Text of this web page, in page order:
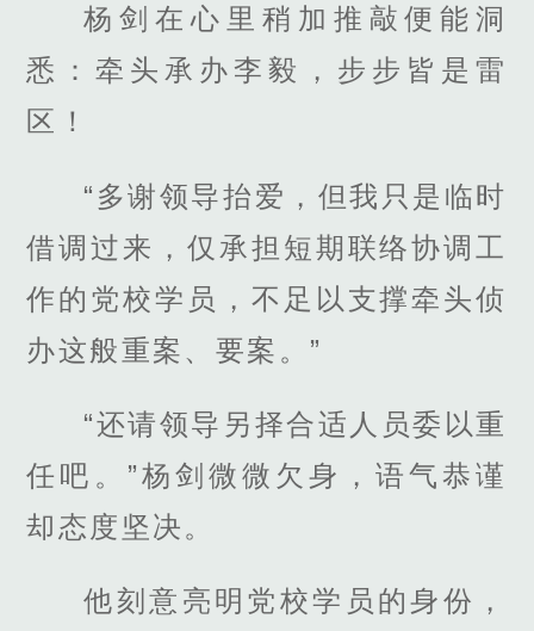
杨剑在心里稍加推敲便能洞
悉：牵头承办李毅，步步皆是雷
区！
“多谢领导抬爱，但我只是临时
借调过来，仅承担短期联络协调工
作的党校学员，不足以支撑牵头侦
办这般重案、要案。”
“还请领导另择合适人员委以重
任吧。”杨剑微微欠身，语气恭谨
却态度坚决。
他刻意亮明党校学员的身份，